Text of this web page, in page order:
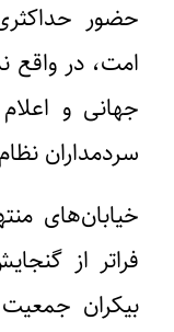
حضور
امت، در واقع
جهانی و
سردمداران
خیابان‌های
فراتر از
بیکران